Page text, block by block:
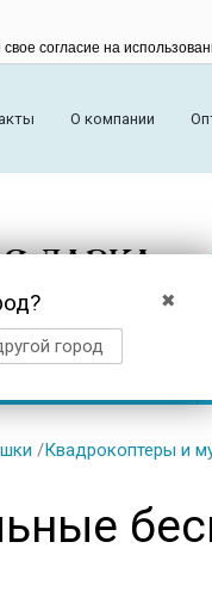
согласие на
О компании
✖
город
/Квадрокоптеры и